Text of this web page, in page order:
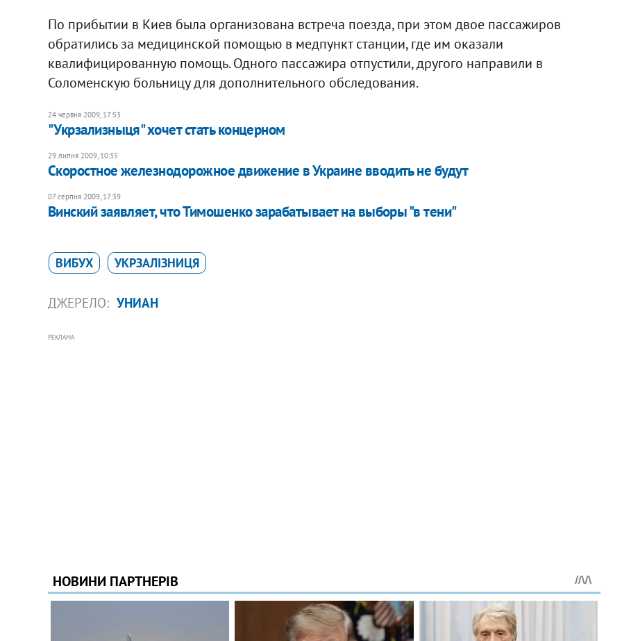
По прибытии в Киев была организована встреча поезда, при этом двое пассажиров
обратились за медицинской помощью в медпункт станции, где им оказали
квалифицированную помощь. Одного пассажира отпустили, другого направили в
Соломенскую больницу для дополнительного обследования.
24 червня 2009, 17:53
"Укрзализныця" хочет стать концерном
29 липня 2009, 10:35
Скоростное железнодорожное движение в Украине вводить не будут
07 серпня 2009, 17:39
Винский заявляет, что Тимошенко зарабатывает на выборы "в тени"
ВИБУХ УКРЗАЛІЗНИЦЯ
ДЖЕРЕЛО: УНИАН
РЕКЛАМА